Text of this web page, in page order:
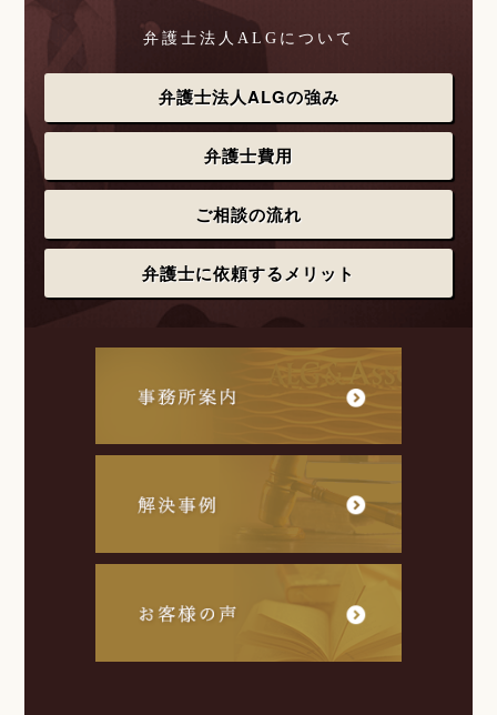
弁護士法人ALGについて
弁護士法人ALGの強み
弁護士費用
ご相談の流れ
弁護士に依頼するメリット